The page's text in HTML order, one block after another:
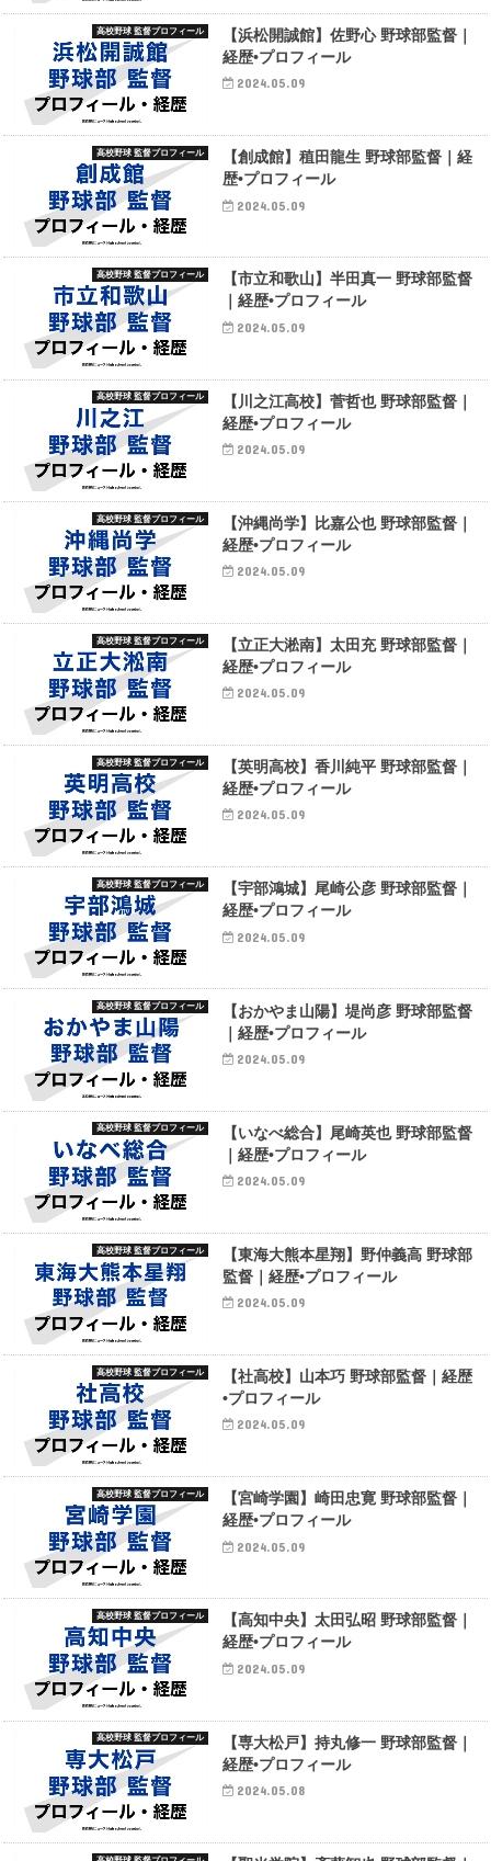
高校野球 監督プロフィール
【浜松開誠館】佐野心 野球部監督｜
経歴•プロフィール
2024.05.09
高校野球 監督プロフィール
【創成館】稙田龍生 野球部監督｜経
歴•プロフィール
2024.05.09
高校野球 監督プロフィール
【市立和歌山】半田真一 野球部監督
｜経歴•プロフィール
2024.05.09
高校野球 監督プロフィール
【川之江高校】菅哲也 野球部監督｜
経歴•プロフィール
2024.05.09
高校野球 監督プロフィール
【沖縄尚学】比嘉公也 野球部監督｜
経歴•プロフィール
2024.05.09
高校野球 監督プロフィール
【立正大淞南】太田充 野球部監督｜
経歴•プロフィール
2024.05.09
高校野球 監督プロフィール
【英明高校】香川純平 野球部監督｜
経歴•プロフィール
2024.05.09
高校野球 監督プロフィール
【宇部鴻城】尾崎公彦 野球部監督｜
経歴•プロフィール
2024.05.09
高校野球 監督プロフィール
【おかやま山陽】堤尚彦 野球部監督
｜経歴•プロフィール
2024.05.09
高校野球 監督プロフィール
【いなべ総合】尾崎英也 野球部監督
｜経歴•プロフィール
2024.05.09
高校野球 監督プロフィール
【東海大熊本星翔】野仲義高 野球部
監督｜経歴•プロフィール
2024.05.09
高校野球 監督プロフィール
【社高校】山本巧 野球部監督｜経歴
•プロフィール
2024.05.09
高校野球 監督プロフィール
【宮崎学園】崎田忠寛 野球部監督｜
経歴•プロフィール
2024.05.09
高校野球 監督プロフィール
【高知中央】太田弘昭 野球部監督｜
経歴•プロフィール
2024.05.09
高校野球 監督プロフィール
【専大松戸】持丸修一 野球部監督｜
経歴•プロフィール
2024.05.08